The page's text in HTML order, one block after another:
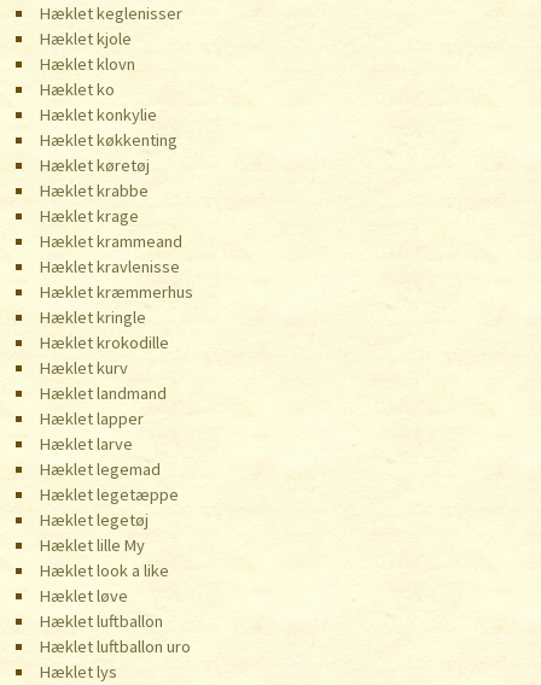
Hæklet keglenisser
Hæklet kjole
Hæklet klovn
Hæklet ko
Hæklet konkylie
Hæklet køkkenting
Hæklet køretøj
Hæklet krabbe
Hæklet krage
Hæklet krammeand
Hæklet kravlenisse
Hæklet kræmmerhus
Hæklet kringle
Hæklet krokodille
Hæklet kurv
Hæklet landmand
Hæklet lapper
Hæklet larve
Hæklet legemad
Hæklet legetæppe
Hæklet legetøj
Hæklet lille My
Hæklet look a like
Hæklet løve
Hæklet luftballon
Hæklet luftballon uro
Hæklet lys